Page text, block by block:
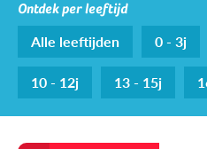
Ontdek per leeftijd
Alle leeftijden 0 - 3j
10 - 12j
13 - 15j